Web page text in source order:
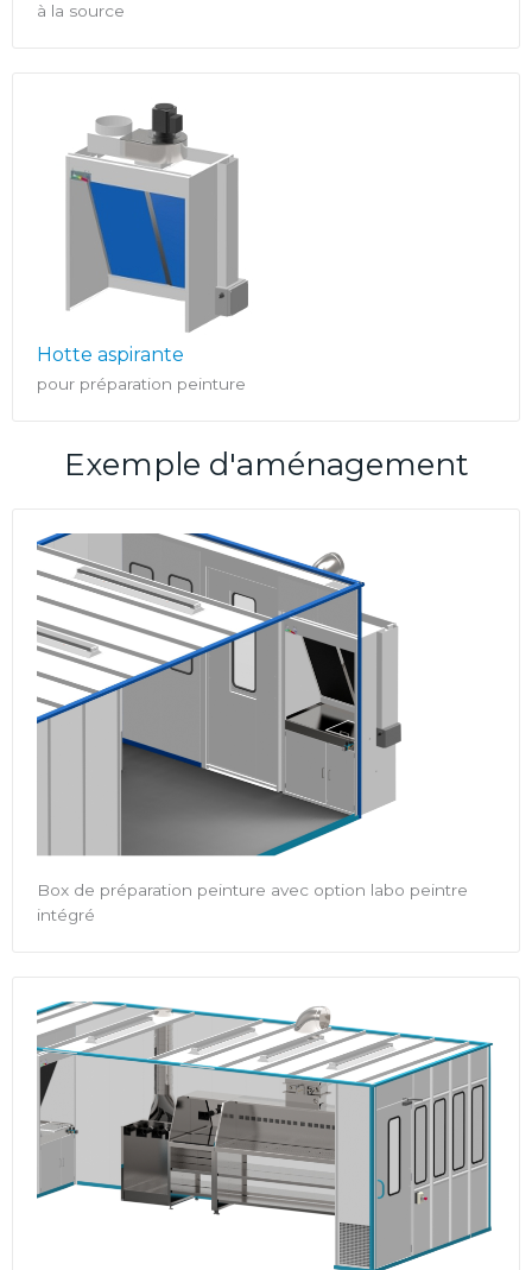
à la source
Hotte aspirante
pour préparation peinture
Exemple d'aménagement
Box de préparation peinture avec option labo peintre
intégré